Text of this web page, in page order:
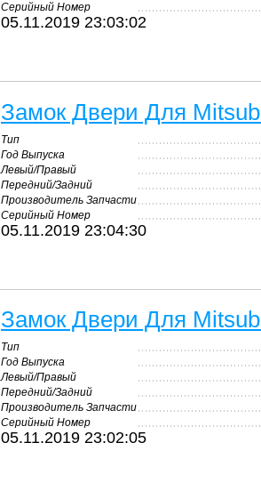
Серийный Номер
05.11.2019 23:03:02
Замок Двери Для
Тип
Год Выпуска
Левый/Правый
Передний/Задний
Производитель Запчасти
Серийный Номер
05.11.2019 23:04:30
Замок Двери Для
Тип
Год Выпуска
Левый/Правый
Передний/Задний
Производитель Запчасти
Серийный Номер
05.11.2019 23:02:05